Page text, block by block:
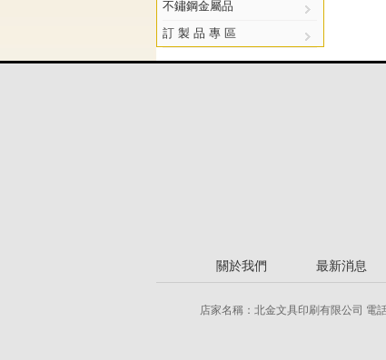
不鏽鋼金屬品
訂 製 品 專 區
關於我們 最新消息
店家名稱：北金文具印刷有限公司